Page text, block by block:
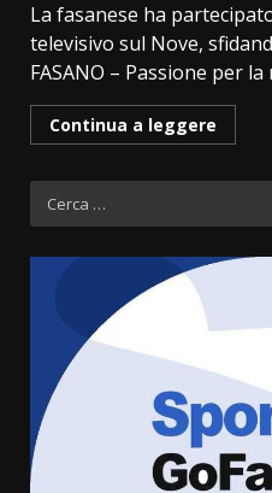
La fasanese ha
televisivo sul Nove,
FASANO – Passione per la
Continua a leggere
Ricerca
per:
La Banda